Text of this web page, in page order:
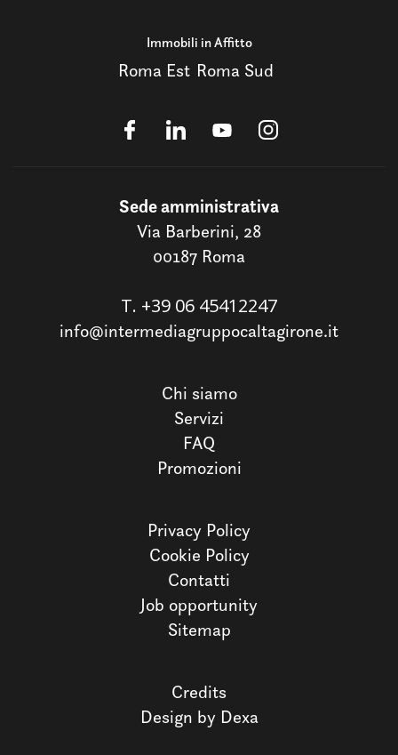
Immobili in Affitto
Roma Est Roma Sud
Sede amministrativa
Via Barberini, 28
00187 Roma
T. +39 06 45412247
info@intermediagruppocaltagirone.it
Chi siamo
Servizi
FAQ
Promozioni
Privacy Policy
Cookie Policy
Contatti
Job opportunity
Sitemap
Credits
Design by Dexa